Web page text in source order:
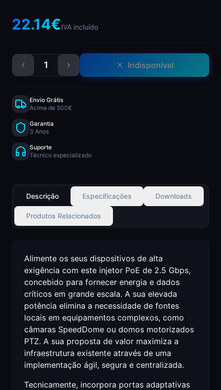
22.14€IVA incluído
1 Indisponível
Envio Grátis
Acima de 500€
Garantia
3 Anos
Suporte
Técnico especializado
Descrição Especificações Downloads
Produtos Relacionados
Alimente os seus dispositivos de alta
exigência com este injetor PoE de 2.5 Gbps,
concebido para fornecer energia e dados
críticos em grande escala. A sua elevada
potência elimina a necessidade de fontes
locais em equipamentos complexos, como
câmaras SpeedDome ou domos motorizados
PTZ. A sua proposta de valor maximiza a
infraestrutura existente através de uma
implementação ágil, segura e centralizada.
Tecnicamente, incorpora portas adaptativas